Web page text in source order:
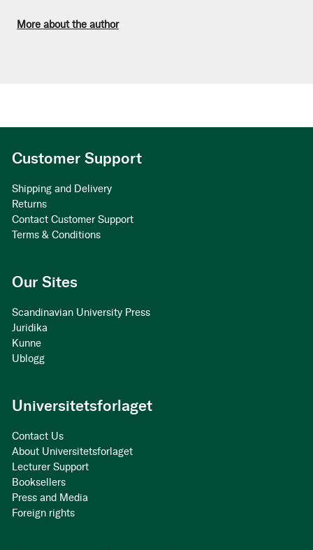
More about the author
Customer Support
Shipping and Delivery
Returns
Contact Customer Support
Terms & Conditions
Our Sites
Scandinavian University Press
Juridika
Kunne
Ublogg
Universitetsforlaget
Contact Us
About Universitetsforlaget
Lecturer Support
Booksellers
Press and Media
Foreign rights